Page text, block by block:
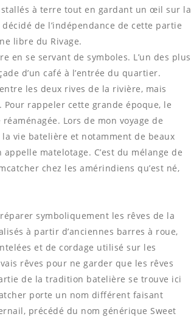
à terre tout en gardant un œil sur la
de l’indépendance de cette partie
libre du Rivage.
en se servant de symboles. L’un des plus
d’un café à l’entrée du quartier.
les deux rives de la rivière, mais
rappeler cette grande époque, le
Lors de mon voyage de
vie batelière et notamment de beaux
matelotage. C’est du mélange de
chez les amérindiens qu’est né,
symboliquement les rêves de la
à partir dʼanciennes barres à roue,
et de cordage utilisé sur les
rêves pour ne garder que les rêves
de la tradition batelière se trouve ici
porte un nom différent faisant
précédé du nom générique Sweet